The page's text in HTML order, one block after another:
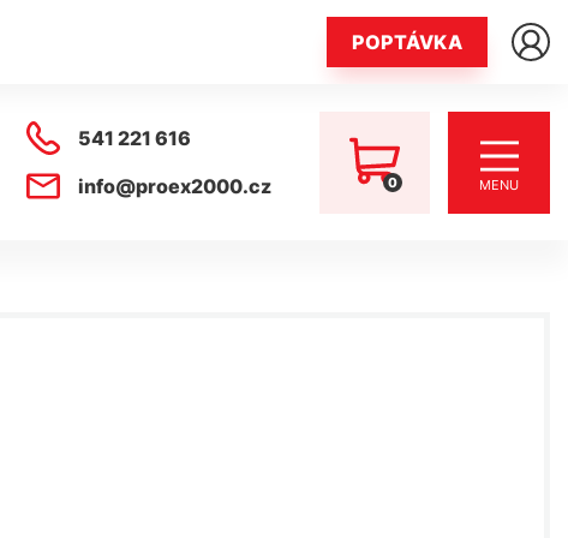
POPTÁVKA
541 221 616
info@proex2000.cz
0 MENU